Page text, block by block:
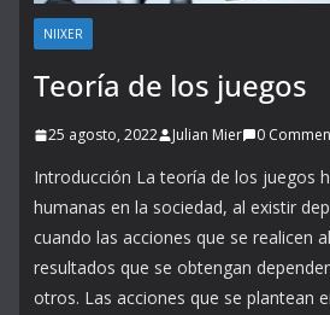
NIIXER
Teoría de los juegos
25 agosto, 2022 Julian Mier 0
Introducción La teoría de los juegos
humanas en la sociedad, al existir
cuando las acciones que se realicen
resultados que se obtengan
otros. Las acciones que se plantean